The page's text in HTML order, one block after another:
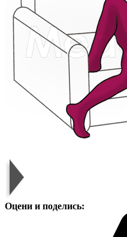
Оцени и поделись: